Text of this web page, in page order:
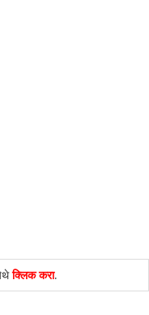
क्लिक करा.